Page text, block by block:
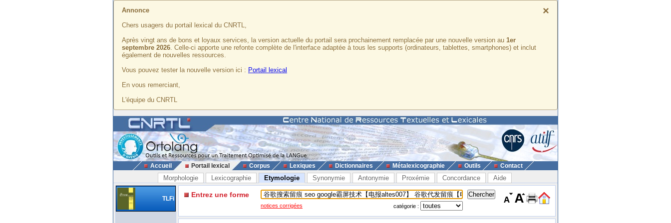
×
Annonce
Chers usagers du portail lexical du CNRTL,
Après vingt ans de bons et loyaux services, la version actuelle du portail sera prochainement remplacée par une nouvelle version au 1er
septembre 2026. Celle-ci apporte une refonte complète de l'interface adaptée à tous les supports (ordinateurs, tablettes, smartphones) et inclut
également de nouvelles ressources.
Vous pouvez tester la nouvelle version ici : Portail lexical
En vous remerciant,
L'équipe du CNRTL
Accueil Portail lexical Corpus Lexiques Dictionnaires Métalexicographie Outils Contact
Morphologie Lexicographie Etymologie Synonymie Antonymie Proxémie Concordance Aide
TLFi Entrez une forme
notices corrigées catégorie :